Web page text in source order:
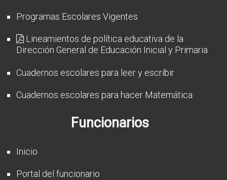
Programas Escolares Vigentes
Lineamientos de política educativa de la
Dirección General de Educación Inicial y Primaria
Cuadernos escolares para leer y escribir
Cuadernos escolares para hacer Matemática
Funcionarios
Inicio
Portal del funcionario